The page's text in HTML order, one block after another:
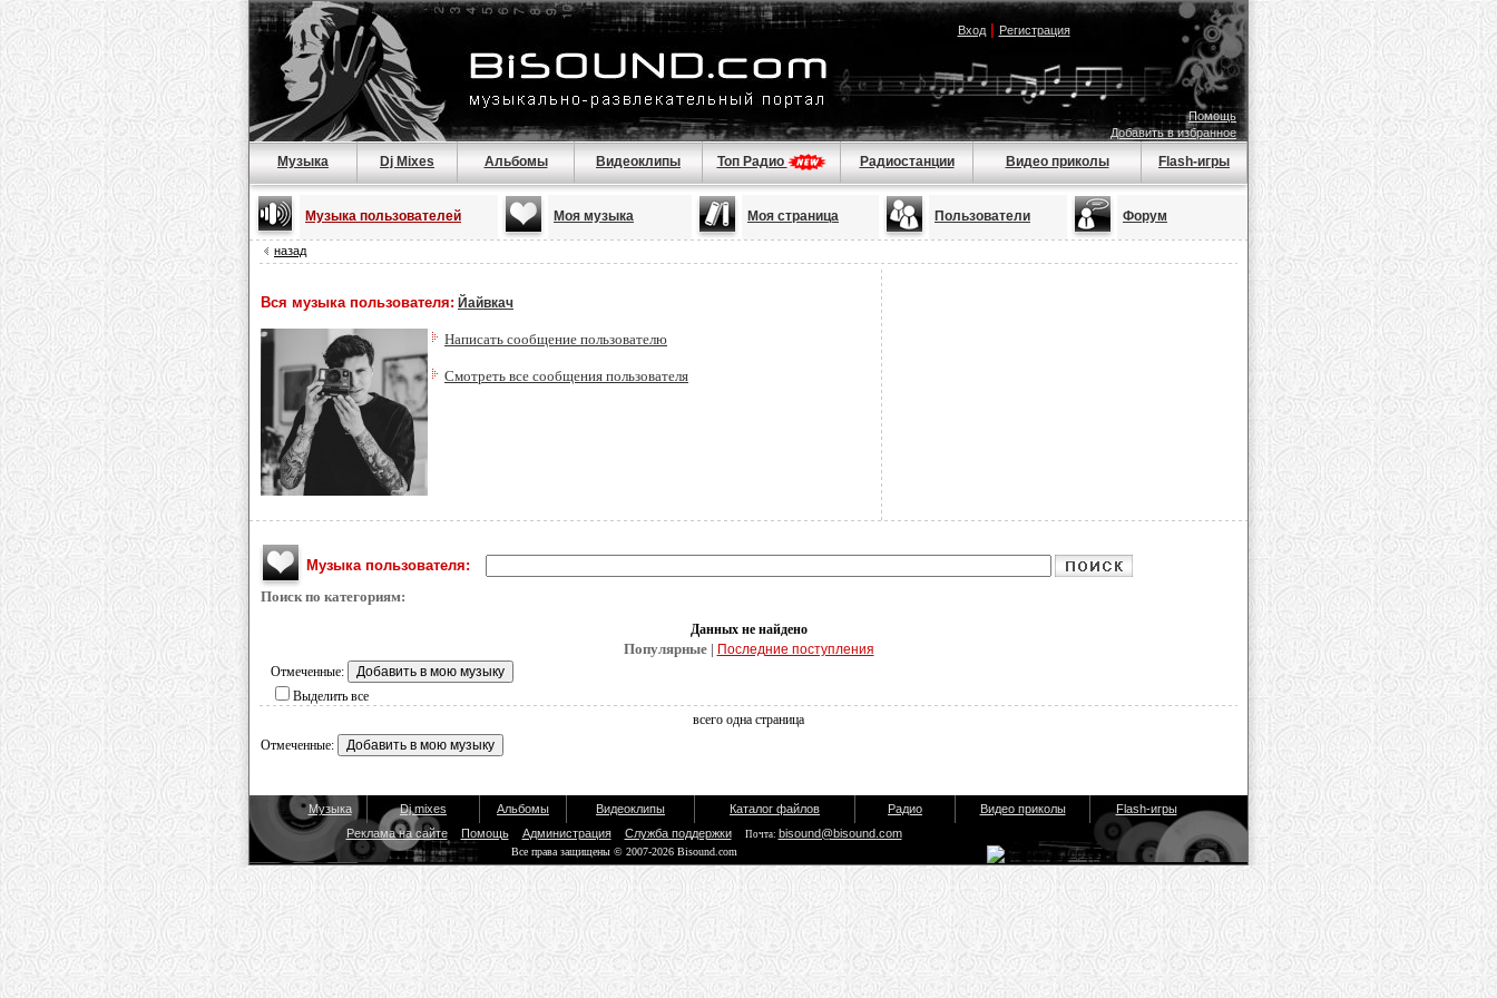
Вход| Регистрация
Помощь
Добавить в избранное
Музыка Dj Mixes Альбомы Видеоклипы Топ Радио Радиостанции Видео приколы Flash-игры
Музыка пользователей Моя музыка Моя страница Пользователи Форум
назад
Вся музыка пользователя: Йайвкач
Написать сообщение пользователю
Смотреть все сообщения пользователя
Музыка пользователя:
Поиск по категориям:
Данных не найдено
Популярные | Последние поступления
Отмеченные:
Выделить все
всего одна страница
Отмеченные:
Музыка Dj mixes Альбомы Видеоклипы Каталог файлов Радио Видео приколы
Flash-игры
Реклама на сайте
Помощь Администрация Служба поддержки Почта: bisound@bisound.com
Все права защищены © 2007-2026 Bisound.com